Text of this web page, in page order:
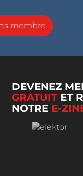
membre
DEVENEZ
GRATUITET
NOTRE E-